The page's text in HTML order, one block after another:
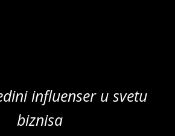
influenser u svetu
biznisa